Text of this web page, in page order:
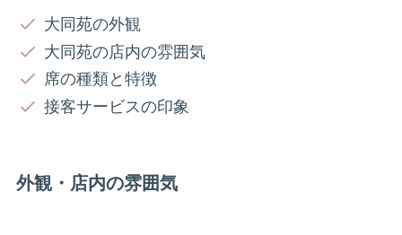
大同苑の外観
大同苑の店内の雰囲気
席の種類と特徴
接客サービスの印象
外観・店内の雰囲気